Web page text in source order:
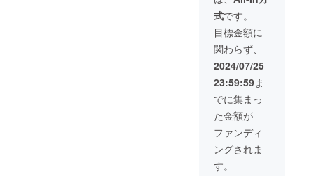
スク
リーン
への投
影及び
コン
サート
後に配
信する
動画で
のご紹
介とな
りま
す。動
画の配
ご記入
くださ
い ・こ
ちらの
リター
ン品の
著作権
及びそ
の他法
的権利
につい
ては、
すべて
ターン
とさせ
ていた
だきま
す. ご希
望の
ショプ
の場
所、内
容、日
時等を
必ず備
考欄に
のカリ
プソを
学ぶこ
とがで
きま
す！テ
ナーパ
ン、バ
スパ
ン、幅
広いス
ティー
プパン
の世界
わる百
本マイ
の出前
ワーク
ショッ
プで
す。小
さなお
子さん
から高
齢の方
まで体
に優し
い発声
式です。
目標金額に
関わらず、
2024/07/25
23:59:59ま
でに集まっ
た金額が
ファンディ
ングされま
す。